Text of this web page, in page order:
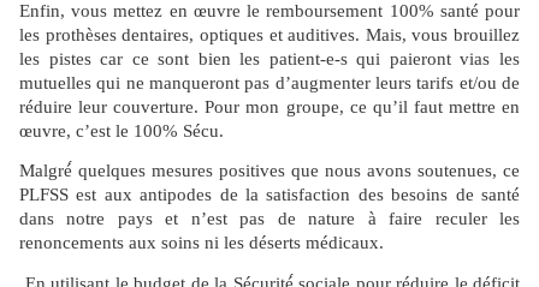
Enfin, vous mettez en œuvre le remboursement 100% santé pour
les prothèses dentaires, optiques et auditives. Mais, vous brouillez
les pistes car ce sont bien les patient-e-s qui paieront vias les
mutuelles qui ne manqueront pas d’augmenter leurs tarifs et/ou de
réduire leur couverture. Pour mon groupe, ce qu’il faut mettre en
œuvre, c’est le 100% Sécu.
Malgré́ quelques mesures positives que nous avons soutenues, ce
PLFSS est aux antipodes de la satisfaction des besoins de santé
dans notre pays et n’est pas de nature à faire reculer les
renoncements aux soins ni les déserts médicaux.
En utilisant le budget de la Sécurité́ sociale pour réduire le déficit